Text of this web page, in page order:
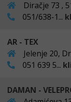
Diračje 73 ,
051/638-1...
AR - TEX
Jelenje 20,
051 639 5...
DAMAN -